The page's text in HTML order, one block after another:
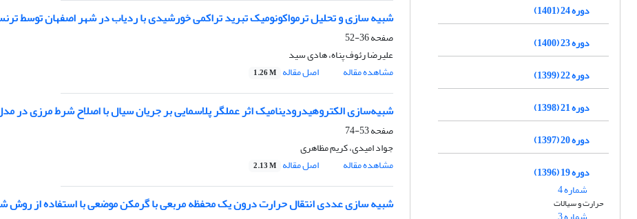
شبیه سازی و تحلیل ترمواکونومیک تبرید تراکمی خورشیدی با ردیاب در شهر اصفهان توسط
صفحه36-52
علیرضا رئوف پناه، هادی سید
مشاهده مقاله
اصل مقاله 1.26 M
شبیه‌سازی الکتروهیدرودینامیک اثر عملگر پلاسمایی بر جریان سیال با اصلاح شرط مرزی
صفحه53-74
جواد امیدی، کریم مظاهری
مشاهده مقاله
اصل مقاله 2.13 M
شبیه سازی عددی انتقال حرارت درون یک محفظه مربعی با گرمکن موضعی با استفاده از روش
دوره 24 (1401)
دوره 23 (1400)
دوره 22 (1399)
دوره 21 (1398)
دوره 20 (1397)
دوره 19 (1396)
شماره 4
حرارت و سیالات